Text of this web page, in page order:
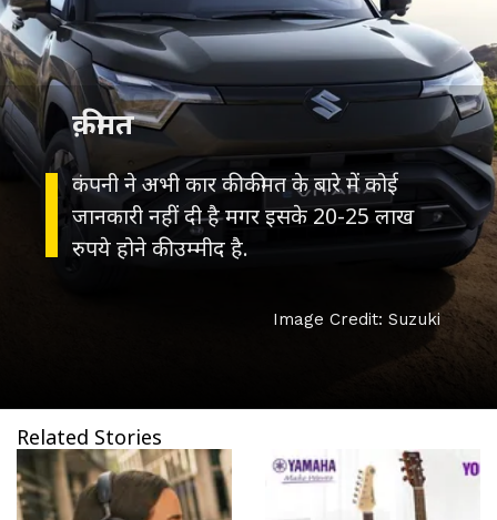
कंपनी ने अभी कार की कीमत के बारे में कोई
जानकारी नहीं दी है मगर इसके 20-25 लाख
रुपये होने की उम्मीद है.
क़ीमत
Image Credit: Suzuki
Related Stories